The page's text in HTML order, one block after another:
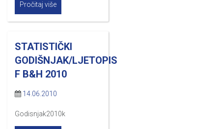
Pročitaj više
STATISTIČKI
GODIŠNJAK/LJETOPIS
F B&H 2010
14.06.2010
Godisnjak2010k